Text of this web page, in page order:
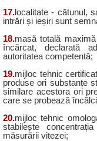
17.localitate - cătunul,
intrări și ieșiri sunt
18.masă totală
încărcat, declarată
autoritatea competentă;
19.mijloc tehnic
produse ori substanțe
similare acestora ori
care se probează
20.mijloc tehnic
stabilește
măsurării vitezei;